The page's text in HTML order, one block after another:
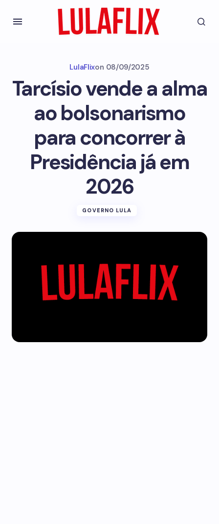
LulaFlixon 08/09/2025
Tarcísio vende a alma
ao bolsonarismo
para concorrer à
Presidência já em
2026
GOVERNO LULA